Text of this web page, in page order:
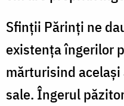
Sfinţii Părinţi ne
existenţa îngerilor
mărturisind
sale. Îngerul